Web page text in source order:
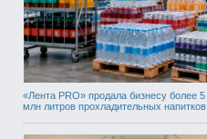
«Лента PRO» продала бизнесу более 5
млн литров прохладительных напитков